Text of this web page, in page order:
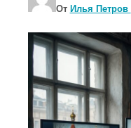
От Илья Петров